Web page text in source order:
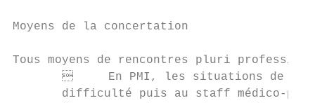
Moyens de la concertation
Tous moyens de rencontres pluri
     En PMI, les situations de
difficulté puis au staff médico-